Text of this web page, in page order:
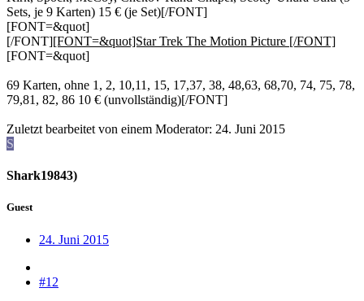
Sets, je 9 Karten) 15 € (je Set)[/FONT]
[FONT=&quot]
[/FONT][FONT=&quot]Star Trek The Motion Picture [/FONT]
[FONT=&quot]
69 Karten, ohne 1, 2, 10,11, 15, 17,37, 38, 48,63, 68,70, 74, 75, 78,
79,81, 82, 86 10 € (unvollständig)[/FONT]
Zuletzt bearbeitet von einem Moderator: 24. Juni 2015
S
Shark19843)
Guest
24. Juni 2015
#12